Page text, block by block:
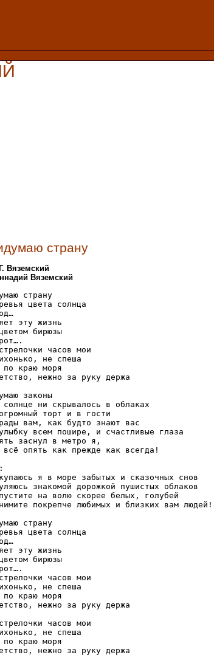
страну
Вяземский
Вяземский
страну
цвета солнца
эту жизнь
бирюзы
часов мои
не спеша
по краю моря
нежно за руку держа
законы
ни скрывалось в облаках
торт и в гости
вам, как будто знают вас
всем пошире, и счастливые глаза
заснул в метро я,
всё опять как прежде как всегда!
я в море забытых и сказочных снов
знакомой дорожкой пушистых облаков
на волю скорее белых, голубей
покрепче любимых и близких вам людей!
страну
цвета солнца
эту жизнь
бирюзы
часов мои
не спеша
по краю моря
нежно за руку держа
часов мои
не спеша
по краю моря
нежно за руку держа